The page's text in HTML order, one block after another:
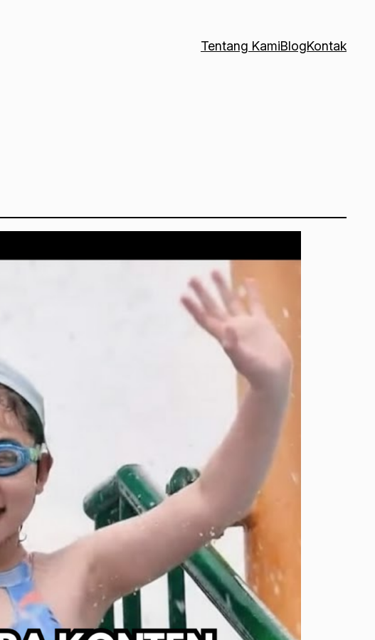
Tentang KamiBlogKontak